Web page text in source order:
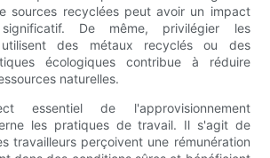
sources recyclées peut avoir un impact
significatif. De même, privilégier les
des métaux recyclés ou des
écologiques contribue à réduire
naturelles.
essentiel de l'approvisionnement
les pratiques de travail. Il s'agit de
travailleurs perçoivent une rémunération